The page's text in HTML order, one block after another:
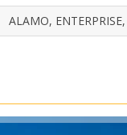
ALAMO,